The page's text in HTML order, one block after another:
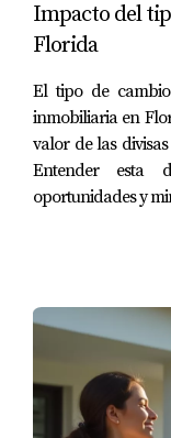
En conclusión,
para cualquier
en Florida.
financieros o
Mariana Romero
compradores
deseas más
Impacto del
Florida
El tipo de
inmobiliaria en
valor de las
Entender esta
oportunidades y